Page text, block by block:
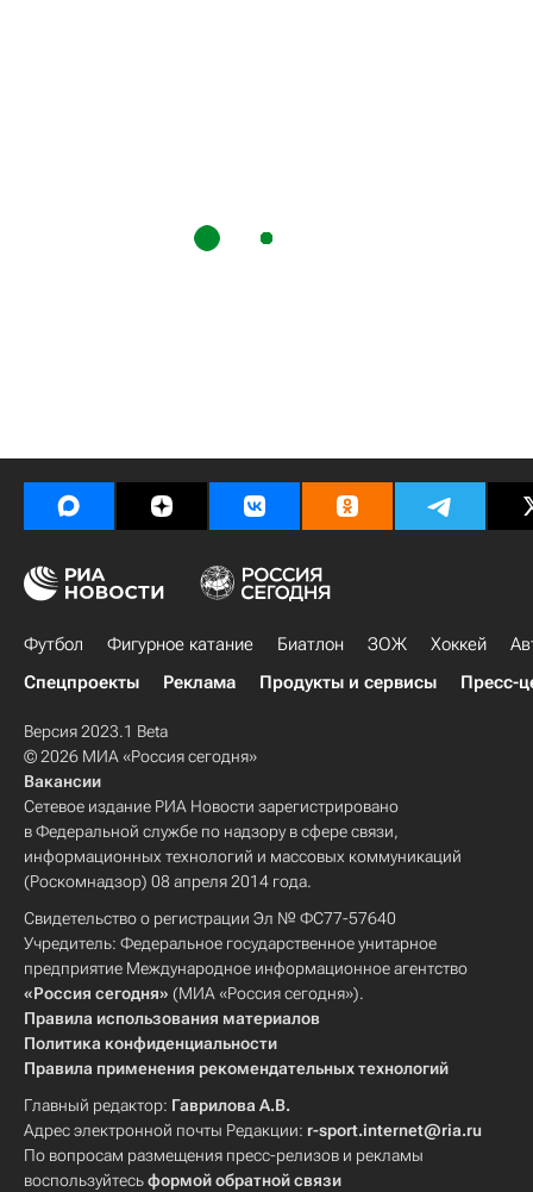
Футбол Фигурное катание Биатлон ЗОЖ Хоккей
Спецпроекты
Реклама Продукты и сервисы Пресс-
Версия 2023.1 Beta
© 2026 МИА «Россия сегодня»
Вакансии
Сетевое издание РИА Новости зарегистрировано
в Федеральной службе по надзору в сфере связи,
информационных технологий и массовых коммуникаций
(Роскомнадзор) 08 апреля 2014 года.
Свидетельство о регистрации Эл № ФС77-57640
Учредитель: Федеральное государственное унитарное
предприятие Международное информационное агентство
«Россия сегодня» (МИА «Россия сегодня»).
Правила использования материалов
Политика конфиденциальности
Правила применения рекомендательных технологий
Главный редактор: Гаврилова А.В.
Адрес электронной почты Редакции: r-sport.internet@ria.ru
По вопросам размещения пресс-релизов и рекламы
воспользуйтесьформой обратной связи